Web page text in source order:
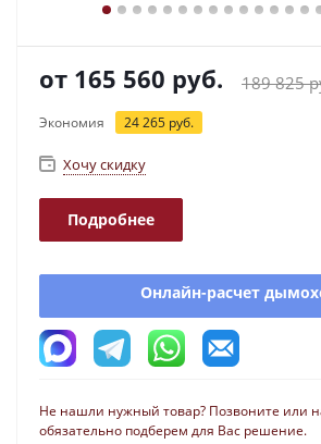
от 165 560 руб. 189 825
Экономия 24 265 руб.
Хочу скидку
Подробнее
Онлайн-расчет
Не нашли нужный товар? Позвоните или
обязательно подберем для Вас решение.